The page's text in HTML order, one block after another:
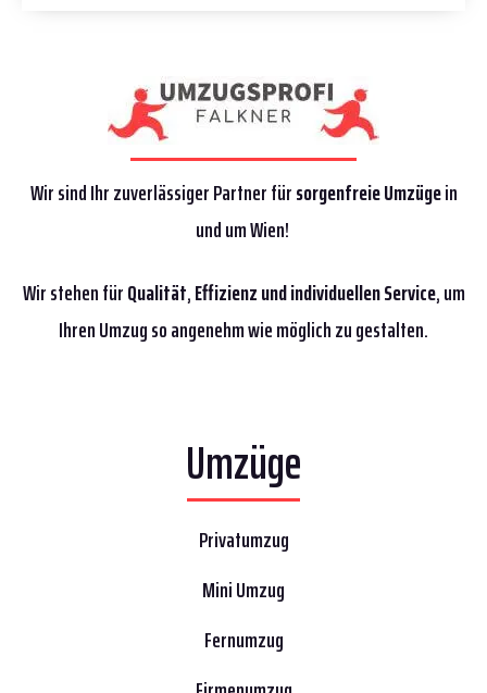
Wir sind Ihr zuverlässiger Partner fürsorgenfreie Umzügein
und um Wien!
Wir stehen fürQualität,Effizienzund individuellen Service, um
Ihren Umzug so angenehm wie möglich zu gestalten.
Umzüge
Privatumzug
Mini Umzug
Fernumzug